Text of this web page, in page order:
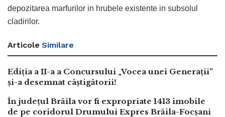
depozitarea marfurilor in hrubele existente in subsolul
cladirilor.
Articole Similare
Ediția a II-a a Concursului „Vocea unei Generații”
și-a desemnat câștigătorii!
În județul Brăila vor fi expropriate 1413 imobile
de pe coridorul Drumului Expres Brăila-Focșani